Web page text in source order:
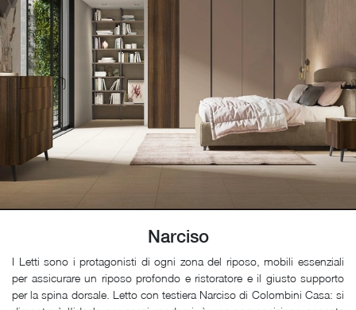
Narciso
I Letti sono i protagonisti di ogni zona del riposo, mobili essenziali
per assicurare un riposo profondo e ristoratore e il giusto supporto
per la spina dorsale. Letto con testiera Narciso di Colombini Casa: si